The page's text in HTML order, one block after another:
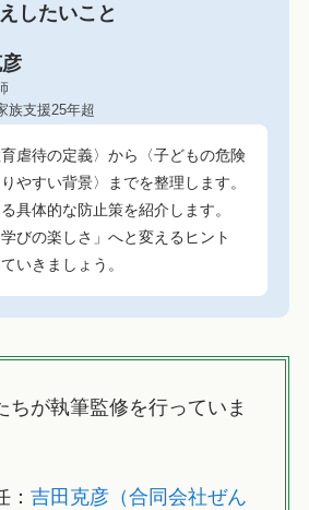
したいこと
族支援25年超
虐待の定義〉から〈子どもの危険
やすい背景〉までを整理します。
具体的な防止策を紹介します。
びの楽しさ」へと変えるヒント
いきましょう。
ちが執筆監修を行っていま
吉田克彦（合同会社ぜん